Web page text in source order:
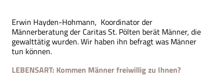
Erwin Hayden-Hohmann, Koordinator der
Männerberatung der Caritas St. Pölten berät Männer, die
gewalttätig wurden. Wir haben ihn befragt was Männer
tun können.
LEBENSART: Kommen Männer freiwillig zu Ihnen?